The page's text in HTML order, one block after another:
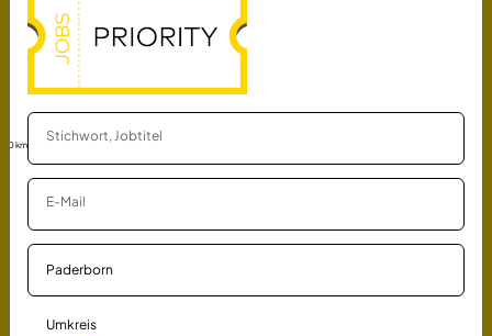
Erzieher*in / Sozialassistent*in (w/m/d)
Umkreis
30 km